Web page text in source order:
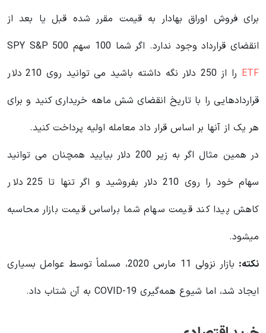
برای فروش اوراق بهادار به قیمت مقرر شده قبل یا بعد از
انقضای قرارداد وجود ندارد. اگر شما 100 سهم SPY S&P 500
ETF
را از 250 دلار نگه داشته باشید می توانید روی 210 دلار
قراردادهایی را با تاریخ انقضای شش ماهه خریداری کنید و برای
هر یک از آنها بر اساس قرار داد معامله اولیه پرداخت کنید.
در همین مثال اگر به زیر 200 دلار بیایید همچنان می توانید
سهام خود را روی 210 دلار بفروشید و اگر تنها تا 225 دلار
کاهش پیدا کند قیمت سهام شما براساس قیمت بازار محاسبه
میشود.
نکته:
بازار نزولی 11 مارس 2020، مسلماً توسط عوامل بسیاری
ایجاد شد، اما شیوع همه‌گیری COVID-19 به آن شتاب داد.